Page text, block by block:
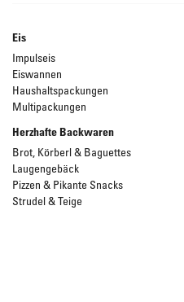
Eis
Impulseis
Eiswannen
Haushaltspackungen
Multipackungen
Herzhafte Backwaren
Brot, Körberl & Baguettes
Laugengebäck
Pizzen & Pikante Snacks
Strudel & Teige